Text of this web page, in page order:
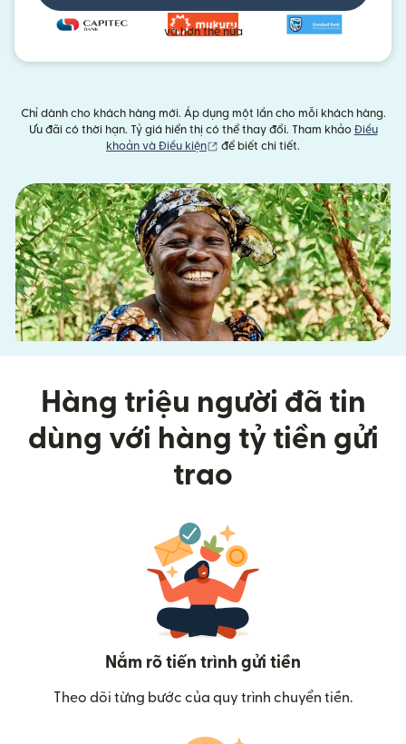
và hơn thế nữa
Chỉ dành cho khách hàng mới. Áp dụng một lần cho mỗi khách hàng.
Ưu đãi có thời hạn. Tỷ giá hiển thị có thể thay đổi. Tham khảo Điều
khoản và Điều kiện
(mở trong cửa sổ mới)
để biết chi tiết.
Hàng triệu người đã tin
dùng với hàng tỷ tiền gửi
trao
Nắm rõ tiến trình gửi tiền
Theo dõi từng bước của quy trình chuyển tiền.